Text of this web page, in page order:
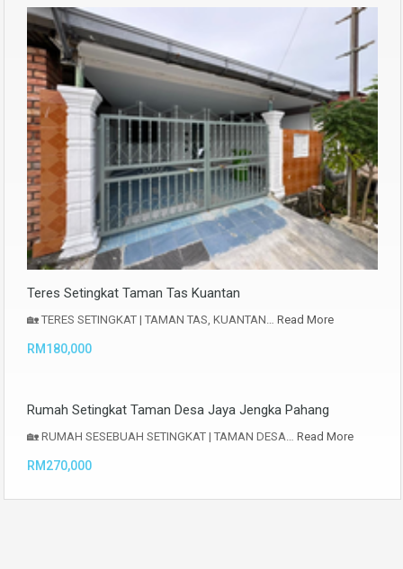
Teres Setingkat Taman Tas Kuantan
🏡 TERES SETINGKAT | TAMAN TAS, KUANTAN… Read More
RM180,000
Rumah Setingkat Taman Desa Jaya Jengka Pahang
🏡 RUMAH SESEBUAH SETINGKAT | TAMAN DESA… Read More
RM270,000